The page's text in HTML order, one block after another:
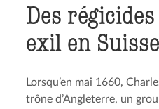
Des
exil en Suisse
Lorsqu’en mai 1660,
trône d’Angleterre, un